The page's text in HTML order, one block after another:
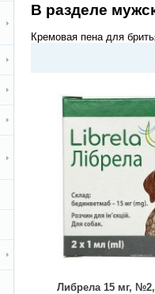
В разделе
Кремовая пена для
Либрела 15 мг,